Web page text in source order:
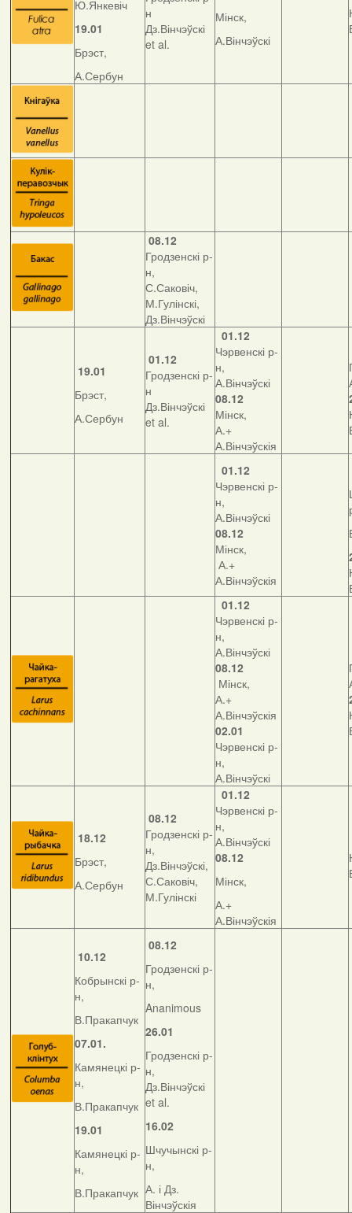
Ю.Янкевіч
19.01
Брэст,
А.Сербун
н
Дз.Вінчэўскі
et al.
Мінск,
А.Вінчэўскі
08.12
Гродзенскі р-
н,
С.Саковіч,
М.Гулінскі,
Дз.Вінчэўскі
19.01
Брэст,
А.Сербун
01.12
Гродзенскі р-
н
Дз.Вінчэўскі
et al.
01.12
Чэрвенскі р-
н,
А.Вінчэўскі
08.12
Мінск,
А.+
А.Вінчэўскія
01.12
Чэрвенскі р-
н,
А.Вінчэўскі
08.12
Мінск,
А.+
А.Вінчэўскія
01.12
Чэрвенскі р-
н,
А.Вінчэўскі
08.12
Мінск,
А.+
А.Вінчэўскія
02.01
Чэрвенскі р-
н,
А.Вінчэўскі
18.12
Брэст,
А.Сербун
08.12
Гродзенскі р-
н,
Дз.Вінчэўскі,
С.Саковіч,
М.Гулінскі
01.12
Чэрвенскі р-
н,
А.Вінчэўскі
08.12
Мінск,
А.+
А.Вінчэўскія
10.12
Кобрынскі р-
н,
В.Пракапчук
07.01.
Камянецкі р-
н,
В.Пракапчук
19.01
Камянецкі р-
н,
В.Пракапчук
08.12
Гродзенскі р-
н,
Ananimous
26.01
Гродзенскі р-
н,
Дз.Вінчэўскі
et al.
16.02
Шчучынскі р-
н,
А. і Дз.
Вінчэўскія